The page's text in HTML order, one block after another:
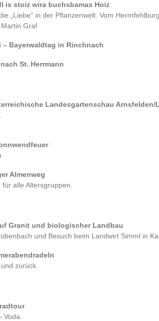
is stoiz wira buchsbamas Hoiz
„Liebe“ in der Pflanzenwelt. Vom
Graf
– Bayerwaldtag in Rinchnach
St. Herrmann
Landesgartenschau Arnsfelden/
Almenweg
alle Altersgruppen.
Granit und biologischer Landbau
und Besuch beim Landwirt Simml in
zurück.